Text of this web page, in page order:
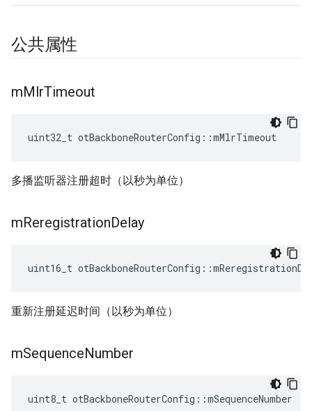
公共属性
mMlrTimeout
uint32_t otBackboneRouterConfig ::mMlrTimeout
多播监听器注册超时（以秒为单位）
mReregistrationDelay
uint16_t otBackboneRouterConfig ::
重新注册延迟时间（以秒为单位）
mSequenceNumber
uint8_t otBackboneRouterConfig ::mSequenceNumber